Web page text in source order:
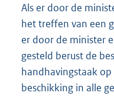
Als er door de
het treffen van een
er door de minister
gesteld berust de
handhavingstaak
beschikking in alle